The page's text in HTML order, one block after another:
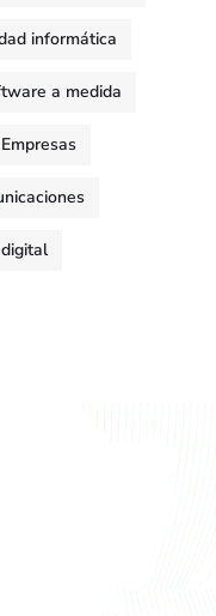
informática
a medida